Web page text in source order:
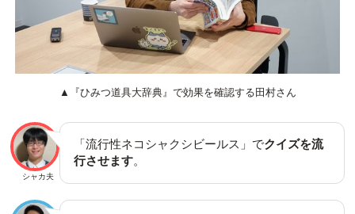
▲『ひみつ道具大辞典』で効果を確認する田村さん
シャカ夫
「流行性ネコシャクシビールス」でクイズを流
行させます。